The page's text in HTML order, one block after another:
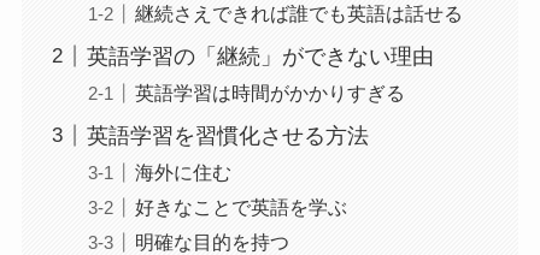
継続さえできれば誰でも英語は話せる
英語学習の「継続」ができない理由
英語学習は時間がかかりすぎる
英語学習を習慣化させる方法
海外に住む
好きなことで英語を学ぶ
明確な目的を持つ